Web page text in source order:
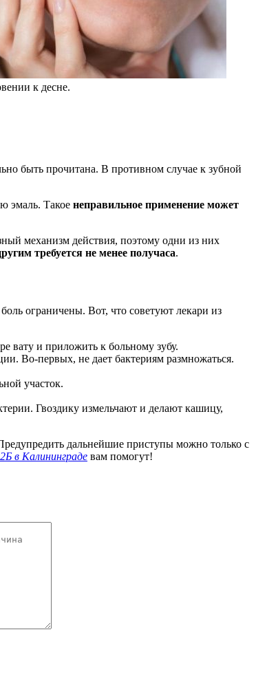
к десне.
быть прочитана. В противном случае к зубной
эмаль. Такое неправильное применение может
механизм действия, поэтому одни из них
требуется не менее получаса.
ограничены. Вот, что советуют лекари из
вату и приложить к больному зубу.
Во-первых, не дает бактериям размножаться.
участок.
Гвоздику измельчают и делают кашицу,
дальнейшие приступы можно только с
в Калининграде вам помогут!